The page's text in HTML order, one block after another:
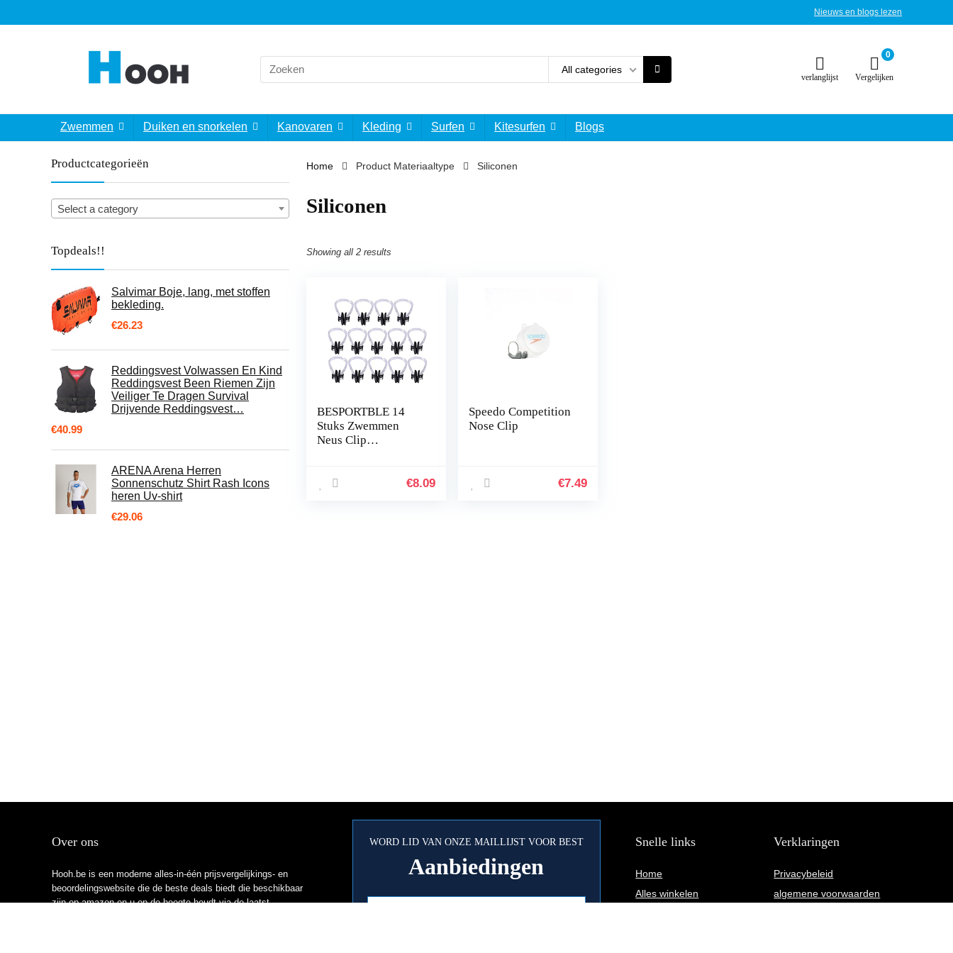
Nieuws en blogs lezen
Search
for:
All categories
verlanglijst
0
Vergelijken
Zwemmen Duiken en snorkelen Kanovaren Kleding Surfen Kitesurfen Blogs
Productcategorieën
Select a category
Topdeals!!
Salvimar Boje, lang, met stoffen
bekleding.
€26.23
Reddingsvest Volwassen En Kind
Reddingsvest Been Riemen Zijn
Veiliger Te Dragen Survival
Drijvende Reddingsvest…
€40.99
ARENA Arena Herren
Sonnenschutz Shirt Rash Icons
heren Uv-shirt
€29.06
Home Product Materiaaltype ‎Siliconen
‎Siliconen
Showing all 2 results
BESPORTBLE 14
Stuks Zwemmen
Neus Clip
Training Protector€8.09
Speedo Competition
Nose Clip
€7.49
Over ons
Hooh.be is een moderne alles-in-één prijsvergelijkings- en
beoordelingswebsite die de beste deals biedt die beschikbaar
zijn op amazon en u op de hoogte houdt via de laatst
WORD LID VAN ONZE MAILLIJST VOOR BEST
Aanbiedingen
Snelle links
Home
Alles winkelen
Verklaringen
Privacybeleid
algemene voorwaarden